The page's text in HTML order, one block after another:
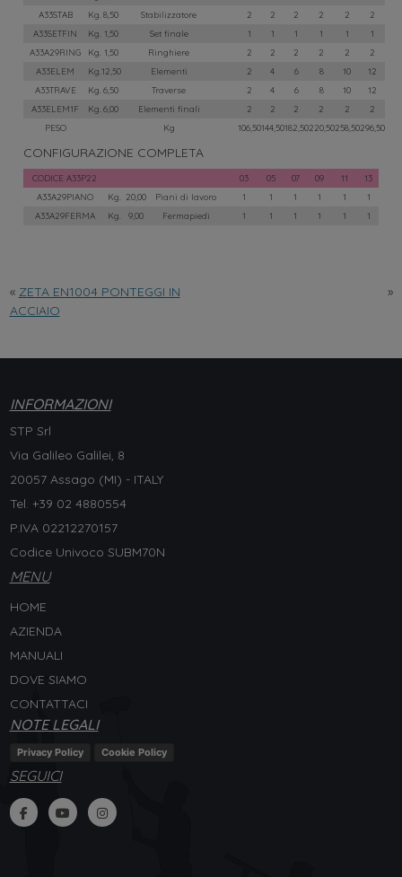
CONFIGURAZIONE COMPLETA
« ZETA EN1004 PONTEGGI IN
ACCIAIO
»
INFORMAZIONI
STP Srl
Via Galileo Galilei, 8
20057 Assago (MI) - ITALY
Tel. +39 02 4880554
P.IVA 02212270157
Codice Univoco SUBM70N
MENU
HOME
AZIENDA
MANUALI
DOVE SIAMO
CONTATTACI
NOTE LEGALI
Privacy Policy Cookie Policy
SEGUICI